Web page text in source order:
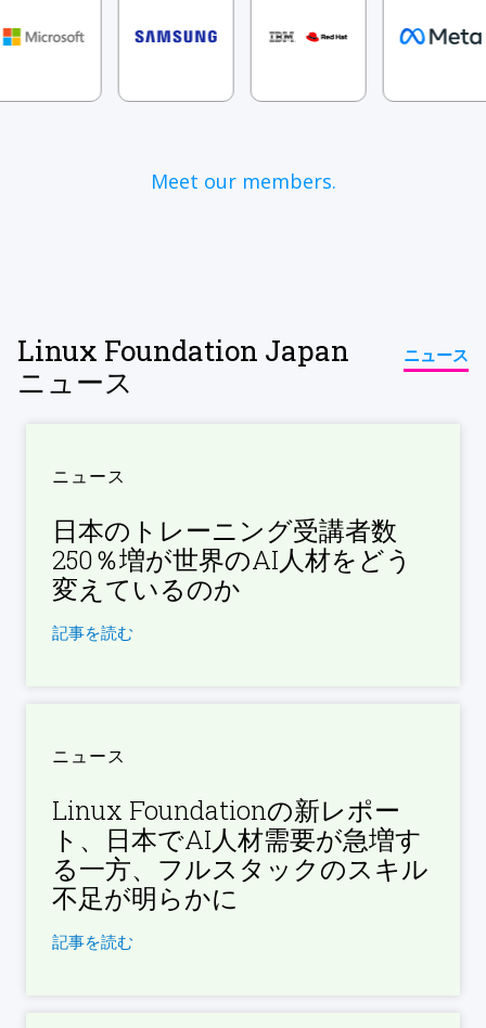
Meet our members.
Linux Foundation Japan
ニュース
ニュース
ニュース
日本のトレーニング受講者数
250％増が世界のAI人材をどう
変えているのか
記事を読む
ニュース
Linux Foundationの新レポー
ト、日本でAI人材需要が急増す
る一方、フルスタックのスキル
不足が明らかに
記事を読む